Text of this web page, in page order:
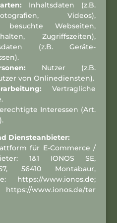
Inhaltsdaten (z.B.
Videos),
besuchte Webseiten,
Zugriffszeiten),
(z.B. Geräte-
Nutzer (z.B.
von Onlinediensten).
Vertragliche
Interessen (Art.
Diensteanbieter:
für E-Commerce /
1&1 IONOS SE,
56410 Montabaur,
https://www.ionos.de;
https://www.ionos.de/ter